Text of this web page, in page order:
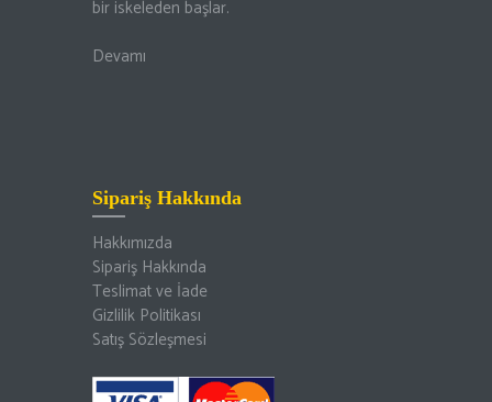
bir iskeleden başlar.
Devamı
Sipariş Hakkında
Hakkımızda
Sipariş Hakkında
Teslimat ve İade
Gizlilik Politikası
Satış Sözleşmesi